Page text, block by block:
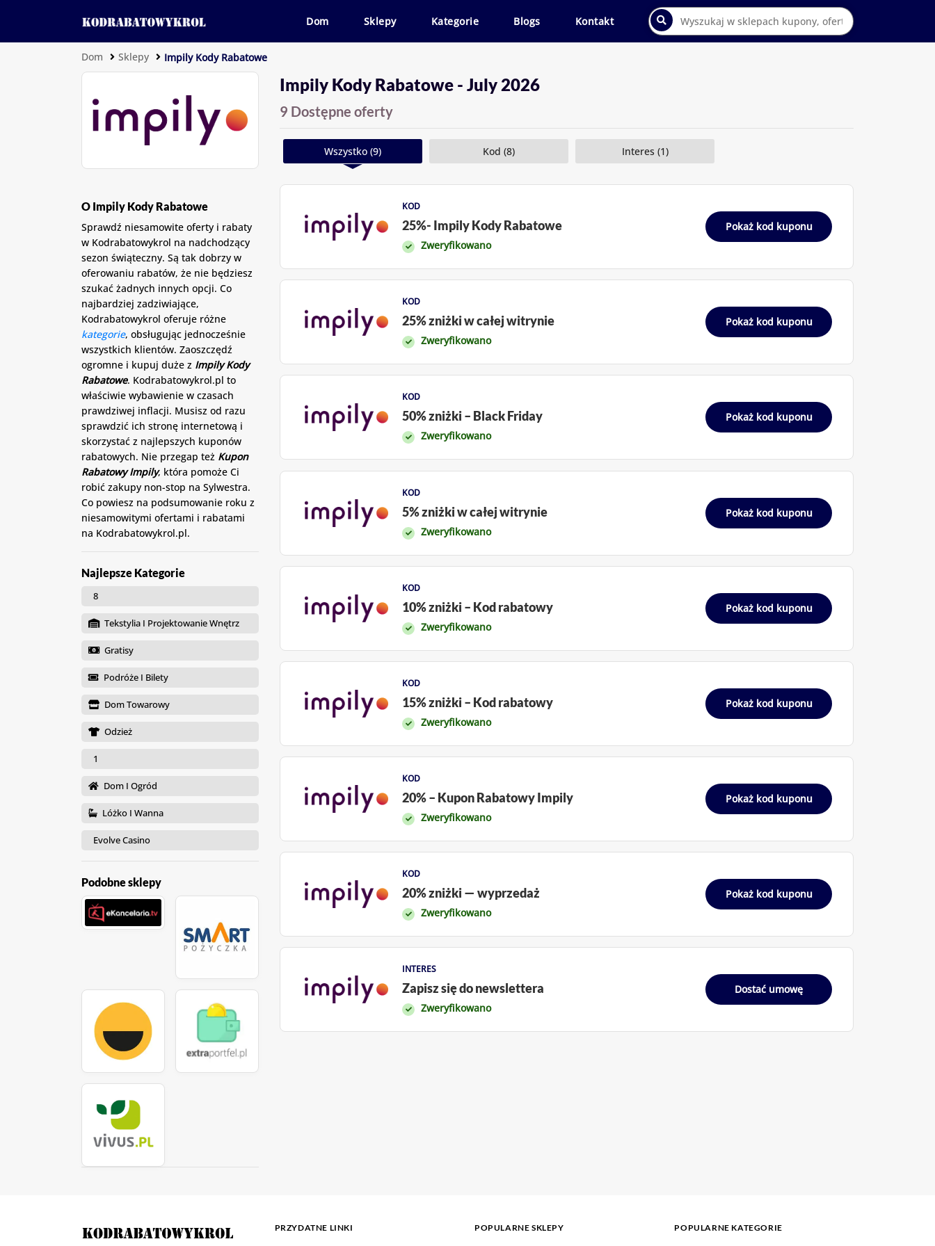
Dom Sklepy Kategorie Blogs Kontakt
Dom Sklepy Impily Kody Rabatowe
Impily Kody Rabatowe - July 2026
9 Dostępne oferty
Wszystko (9) Kod (8) Interes (1)
KOD
25%- Impily Kody Rabatowe
Zweryfikowano
Pokaż kod kuponu
KOD
25% zniżki w całej witrynie
Zweryfikowano
Pokaż kod kuponu
KOD
50% zniżki – Black Friday
Zweryfikowano
Pokaż kod kuponu
KOD
5% zniżki w całej witrynie
Zweryfikowano
Pokaż kod kuponu
KOD
10% zniżki – Kod rabatowy
Zweryfikowano
Pokaż kod kuponu
KOD
15% zniżki – Kod rabatowy
Zweryfikowano
Pokaż kod kuponu
KOD
20% – Kupon Rabatowy Impily
Zweryfikowano
Pokaż kod kuponu
KOD
20% zniżki — wyprzedaż
Zweryfikowano
Pokaż kod kuponu
INTERES
Zapisz się do newslettera
Zweryfikowano
Dostać umowę
O Impily Kody Rabatowe
Sprawdź niesamowite oferty i rabaty
w Kodrabatowykrol na nadchodzący
sezon świąteczny. Są tak dobrzy w
oferowaniu rabatów, że nie będziesz
szukać żadnych innych opcji. Co
najbardziej zadziwiające,
Kodrabatowykrol oferuje różne
kategorie, obsługując jednocześnie
wszystkich klientów. Zaoszczędź
ogromne i kupuj duże z Impily Kody
Rabatowe. Kodrabatowykrol.pl to
właściwie wybawienie w czasach
prawdziwej inflacji. Musisz od razu
sprawdzić ich stronę internetową i
skorzystać z najlepszych kuponów
rabatowych. Nie przegap też Kupon
Rabatowy Impily, która pomoże Ci
robić zakupy non-stop na Sylwestra.
Co powiesz na podsumowanie roku z
niesamowitymi ofertami i rabatami
na Kodrabatowykrol.pl.
Najlepsze Kategorie
8
Tekstylia I Projektowanie Wnętrz
Gratisy
Podróże I Bilety
Dom Towarowy
Odzież
1
Dom I Ogród
Lóżko I Wanna
Evolve Casino
Podobne sklepy
PRZYDATNE LINKI POPULARNE SKLEPY POPULARNE KATEGORIE